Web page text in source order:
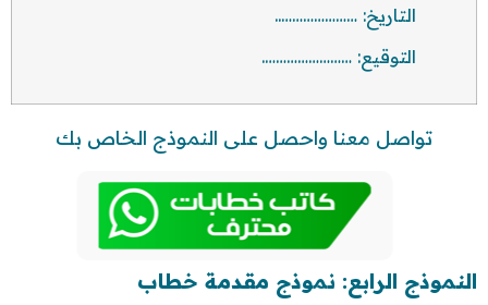
التاريخ: …………………..
التوقيع: …………………….
تواصل معنا واحصل على النموذج الخاص بك
النموذج الرابع: نموذج مقدمة خطاب